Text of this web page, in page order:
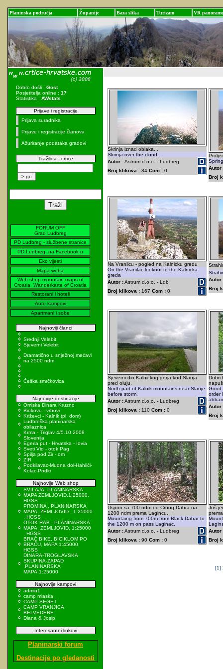
Planinska područja Županije Baza slika Turizam VR panorame
Dobro došli : Gost
Posjetitelja online : 17
Statistika : AWstats
Prijave i registracije
Prijava suradnika
Prijave i registracije članova
Ažuriranje podataka gradovi
Tražilica - crtice
FORUM OFF
Grad Ludbreg
PD Ludbreg - službene stranice
PD Ludbreg- na Facebook-u
Eko vijesti
Mapa weba
Web shop mountain maps of
Croatia, Wanderkarte of Croatia
Restorani i hoteli
Auto kampovi
Apartmani i sobe
Najnoviji članci
Srednji Velebit
Sjeverni Velebit
Dramatično u snježnoj mećavi
na 2500 ndm
Češka smrčkovica
Najnovije destinacije
Omiska Dinara Kruzno
Biokovo - vrhovi
Križevci - Kalnik (pl. dom)
Ludbreška planinarska
obilaznica
Krma - Triglav 4/5.10.2008
Slovenija
Egeria put - Hrvatska - Iovia
Sveti Vid - otok Pag
Spilja pod Zir - om
ZIR
Podkilavac-Mudna dol-Hahlići-
Kolac-Podki
Najnovije Web shop
SVILAJA, PLANINARSKA
MAPA ZEMLJOVID,1:25000,
HGSS
PROMINA , PLANINARSKA
MAPA, ZEMLJOVID , 1:25000
, HGSS
OTOK RAB , PLANINARSKA
MAPA, ZEMLJOVID, 1:25000
, HGSS
BRAČ BIKE, BICIKLOM PO
BRAČU, MAPA 1:45000,
HGSS
DINARA-TROGLAVSKA
SKUPINA-ZAPAD
,PLANINARSKA
MAPA,1:25000
Najnovije kampovi
admin1
camp mlaska
CAMP SEGET
CAMP VRANJICA
BELVEDERE
Diana & Josip
Interesantni linkovi
Planinarski forum
Destinacije po gledanosti
Skrinja iznad oblaka...
Skrinja over the cloud...
Autor :Astrum d.o.o. - Ludbreg
Broj klikova : 84 Com : 0
Autor
Broj
Na Vranilcu - pogled na Kalnicku gredu
On the Vranilac-lookout to the Kalnicka
greda
Autor :Astrum d.o.o. - Ldb
Broj klikova : 167 Com : 0
Autor
Broj
Sjeverni dio Kalničkog gorja kod Slanja
pred oluju.
North part of Kalnik mountains near Slanje
before storm.
Autor :Astrum d.o.o. - Ludbreg
Broj klikova : 110 Com : 0
Dobri
Good
order
Autor
Broj
Uspon sa 700 ndm od Crnog Dabra na
1200 ndm prema Lagincu.
Mountaing from 700m from Black Dabar to
the 1200 m on pass Laginac.
Autor :Astrum d.o.o. - Ludbreg
Broj klikova : 90 Com : 0
Još
Autor
Broj
[1]